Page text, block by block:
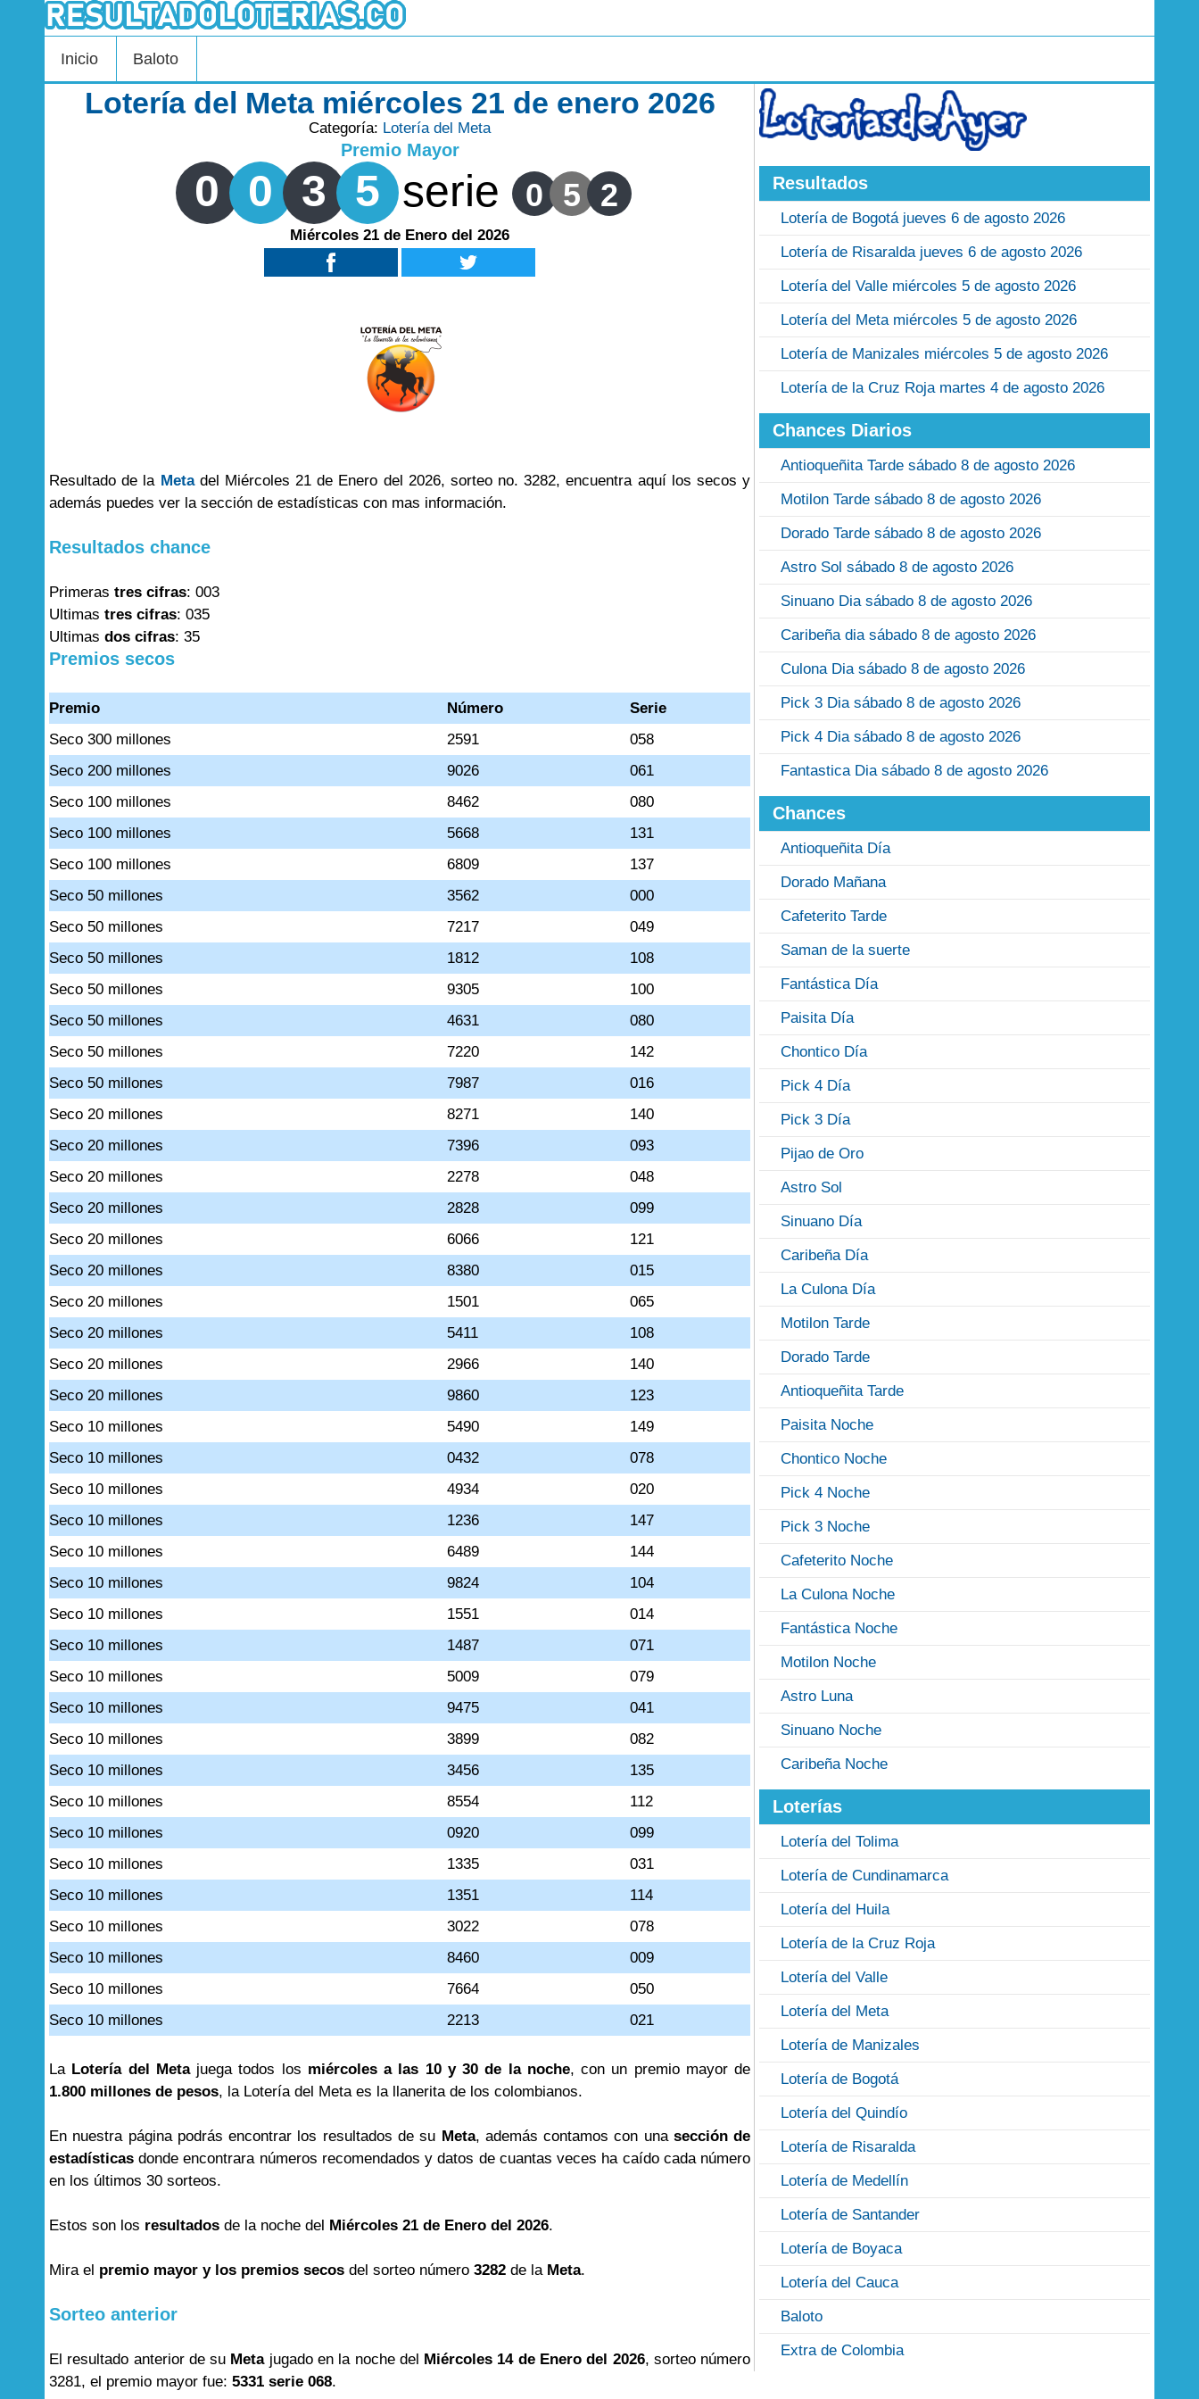
Inicio Baloto
Lotería del Meta miércoles 21 de enero 2026
Categoría: Lotería del Meta
Premio Mayor
0 0 3 5 serie 0 5 2
Miércoles 21 de Enero del 2026
Resultado de la Metadel Miércoles 21 de Enero del 2026, sorteo no. 3282, encuentra aquí los secos y
además puedes ver la sección de estadísticas con mas información.
Resultados chance
Primeras tres cifras: 003
Ultimas tres cifras: 035
Ultimas dos cifras: 35
Premios secos
Premio Número
Serie
Seco 300 millones
2591
058
Seco 200 millones
9026
061
Seco 100 millones
8462
080
Seco 100 millones
5668
131
Seco 100 millones
6809
137
Seco 50 millones
3562
000
Seco 50 millones
7217
049
Seco 50 millones
1812
108
Seco 50 millones
9305
100
Seco 50 millones
4631
080
Seco 50 millones
7220
142
Seco 50 millones
7987
016
Seco 20 millones
8271
140
Seco 20 millones
7396
093
Seco 20 millones
2278
048
Seco 20 millones
2828
099
Seco 20 millones
6066
121
Seco 20 millones
8380
015
Seco 20 millones
1501
065
Seco 20 millones
5411
108
Seco 20 millones
2966
140
Seco 20 millones
9860
123
Seco 10 millones
5490
149
Seco 10 millones
0432
078
Seco 10 millones
4934
020
Seco 10 millones
1236
147
Seco 10 millones
6489
144
Seco 10 millones
9824
104
Seco 10 millones
1551
014
Seco 10 millones
1487
071
Seco 10 millones
5009
079
Seco 10 millones
9475
041
Seco 10 millones
3899
082
Seco 10 millones
3456
135
Seco 10 millones
8554
112
Seco 10 millones
0920
099
Seco 10 millones
1335
031
Seco 10 millones
1351
114
Seco 10 millones
3022
078
Seco 10 millones
8460
009
Seco 10 millones
7664
050
Seco 10 millones
2213 021
La Lotería del Metajuega todos los miércoles a las 10 y 30 de la noche, con un premio mayor de
1.800 millones de pesos, la Lotería del Meta es la llanerita de los colombianos.
En nuestra página podrás encontrar los resultados de su Meta, además contamos con una sección de
estadísticas donde encontrara números recomendados y datos de cuantas veces ha caído cada número
en los últimos 30 sorteos.
Estos son los resultados de la noche del Miércoles 21 de Enero del 2026.
Mira el premio mayor y los premios secos del sorteo número 3282 de la Meta.
Sorteo anterior
El resultado anterior de su Metajugado en la noche del Miércoles 14 de Enero del 2026, sorteo número
3281, el premio mayor fue: 5331 serie 068.
Resultados
Lotería de Bogotá jueves 6 de agosto 2026
Lotería de Risaralda jueves 6 de agosto 2026
Lotería del Valle miércoles 5 de agosto 2026
Lotería del Meta miércoles 5 de agosto 2026
Lotería de Manizales miércoles 5 de agosto 2026
Lotería de la Cruz Roja martes 4 de agosto 2026
Chances Diarios
Antioqueñita Tarde sábado 8 de agosto 2026
Motilon Tarde sábado 8 de agosto 2026
Dorado Tarde sábado 8 de agosto 2026
Astro Sol sábado 8 de agosto 2026
Sinuano Dia sábado 8 de agosto 2026
Caribeña dia sábado 8 de agosto 2026
Culona Dia sábado 8 de agosto 2026
Pick 3 Dia sábado 8 de agosto 2026
Pick 4 Dia sábado 8 de agosto 2026
Fantastica Dia sábado 8 de agosto 2026
Chances
Antioqueñita Día
Dorado Mañana
Cafeterito Tarde
Saman de la suerte
Fantástica Día
Paisita Día
Chontico Día
Pick 4 Día
Pick 3 Día
Pijao de Oro
Astro Sol
Sinuano Día
Caribeña Día
La Culona Día
Motilon Tarde
Dorado Tarde
Antioqueñita Tarde
Paisita Noche
Chontico Noche
Pick 4 Noche
Pick 3 Noche
Cafeterito Noche
La Culona Noche
Fantástica Noche
Motilon Noche
Astro Luna
Sinuano Noche
Caribeña Noche
Loterías
Lotería del Tolima
Lotería de Cundinamarca
Lotería del Huila
Lotería de la Cruz Roja
Lotería del Valle
Lotería del Meta
Lotería de Manizales
Lotería de Bogotá
Lotería del Quindío
Lotería de Risaralda
Lotería de Medellín
Lotería de Santander
Lotería de Boyaca
Lotería del Cauca
Baloto
Extra de Colombia